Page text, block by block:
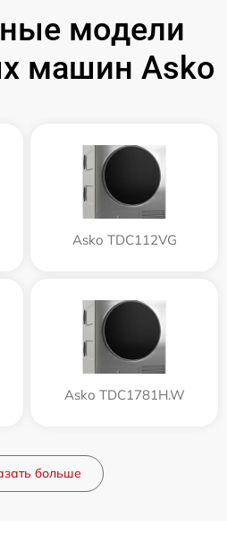
модели
машин Asko
Asko TDC112VG
Asko TDC1781H.W
больше